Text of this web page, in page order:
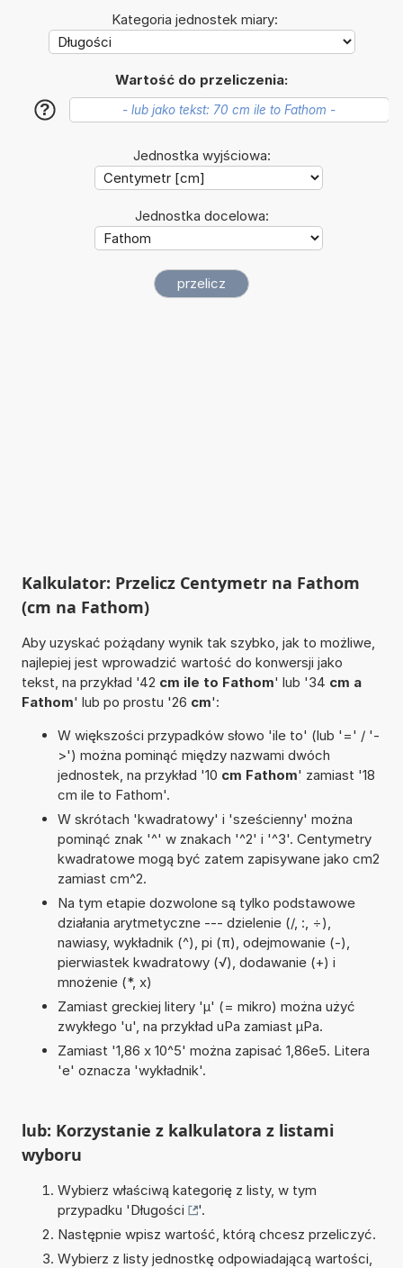
Kategoria jednostek miary:
Wartość do przeliczenia:
?
Jednostka wyjściowa:
Jednostka docelowa:
Kalkulator: Przelicz Centymetr na Fathom
(cm na Fathom)
Aby uzyskać pożądany wynik tak szybko, jak to możliwe,
najlepiej jest wprowadzić wartość do konwersji jako
tekst, na przykład '42 cm ile to Fathom' lub '34 cm a
Fathom' lub po prostu '26 cm':
W większości przypadków słowo 'ile to' (lub '=' / '-
>') można pominąć między nazwami dwóch
jednostek, na przykład '10 cm Fathom' zamiast '18
cm ile to Fathom'.
W skrótach 'kwadratowy' i 'sześcienny' można
pominąć znak '^' w znakach '^2' i '^3'. Centymetry
kwadratowe mogą być zatem zapisywane jako cm2
zamiast cm^2.
Na tym etapie dozwolone są tylko podstawowe
działania arytmetyczne --- dzielenie (/, :, ÷),
nawiasy, wykładnik (^), pi (π), odejmowanie (-),
pierwiastek kwadratowy (√), dodawanie (+) i
mnożenie (*, x)
Zamiast greckiej litery 'µ' (= mikro) można użyć
zwykłego 'u', na przykład uPa zamiast µPa.
Zamiast '1,86 x 10^5' można zapisać 1,86e5. Litera
'e' oznacza 'wykładnik'.
lub: Korzystanie z kalkulatora z listami
wyboru
Wybierz właściwą kategorię z listy, w tym
przypadku 'Długości
'.
Następnie wpisz wartość, którą chcesz przeliczyć.
Wybierz z listy jednostkę odpowiadającą wartości,